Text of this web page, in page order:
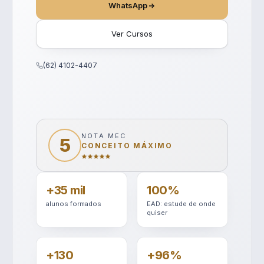
WhatsApp
Ver Cursos
(62) 4102-4407
5 NOTA MEC
CONCEITO MÁXIMO
+35 mil
alunos formados
100%
EAD: estude de onde
quiser
+130 +96%